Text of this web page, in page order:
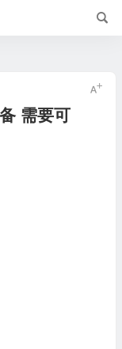
需要可